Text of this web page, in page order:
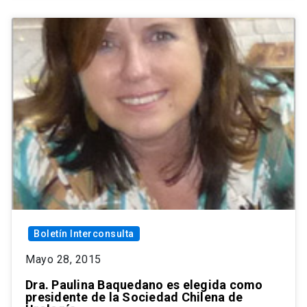
Boletín Interconsulta
Mayo 28, 2015
Dra. Paulina Baquedano es elegida como
presidente de la Sociedad Chilena de